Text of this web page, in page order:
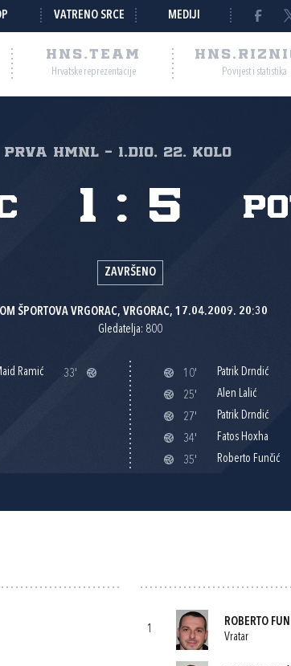
VATRENO SRCE MEDIJI
HNS.TEAM
Hrvatske reprezentacije Povijest i statistika
Prva HMNL - 1.dio, 22. kolo
1 : 5
ZAVRŠENO
ŠPORTOVA VRGORAC, VRGORAC, 17.04.2009. 20:30
Gledatelja: 800
Ramić 33' 10'
Patrik Drndić
25'
Alen Lalić
27'
Patrik Drndić
34'
Fatos Hoxha
35'
Roberto Funčić
1
ROBERTO
Vratar